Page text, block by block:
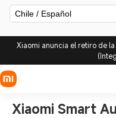
Chile / Español
Xiaomi anuncia el retiro de
Xiaomi Smart